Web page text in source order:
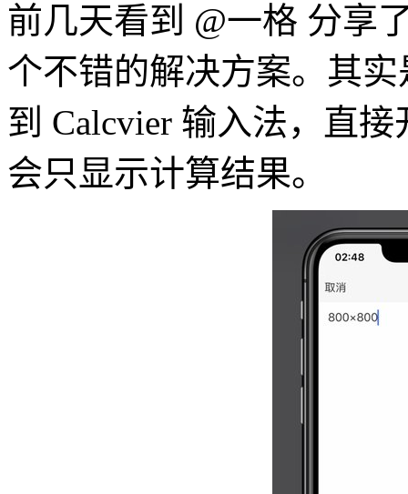
前几天看到 @一格 分享
个不错的解决方案。其
到 Calcvier 输入法，直
会只显示计算结果。